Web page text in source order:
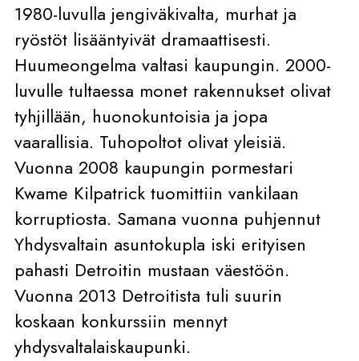
1980-luvulla jengiväkivalta, murhat ja
ryöstöt lisääntyivät dramaattisesti.
Huumeongelma valtasi kaupungin. 2000-
luvulle tultaessa monet rakennukset olivat
tyhjillään, huonokuntoisia ja jopa
vaarallisia. Tuhopoltot olivat yleisiä.
Vuonna 2008 kaupungin pormestari
Kwame Kilpatrick tuomittiin vankilaan
korruptiosta. Samana vuonna puhjennut
Yhdysvaltain asuntokupla iski erityisen
pahasti Detroitin mustaan väestöön.
Vuonna 2013 Detroitista tuli suurin
koskaan konkurssiin mennyt
yhdysvaltalaiskaupunki.